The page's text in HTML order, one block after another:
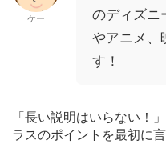
ケー
のディズニ
やアニメ、
す！
「長い説明はいらない！
ラスのポイントを最初に